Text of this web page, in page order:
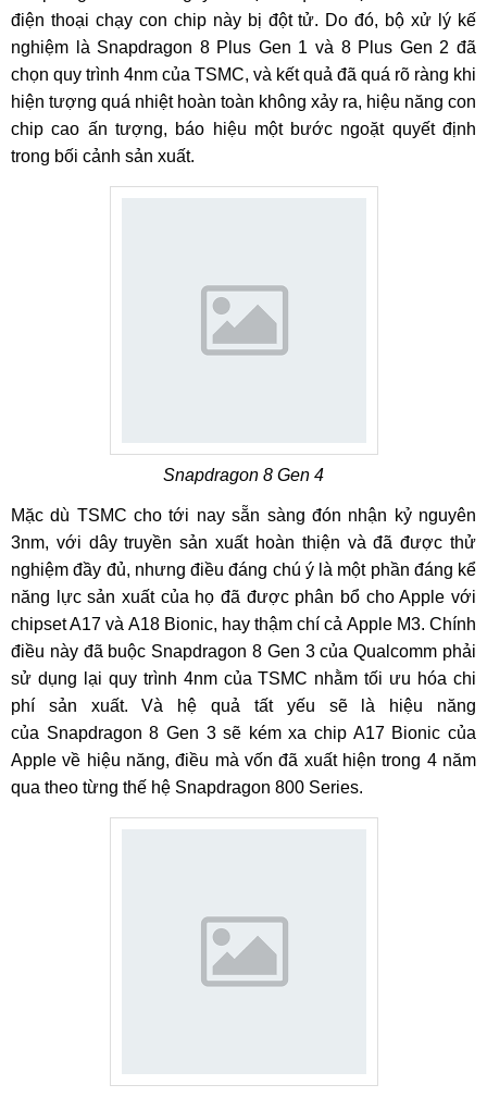
điện thoại chạy con chip này bị đột tử. Do đó, bộ xử lý kế
nghiệm là Snapdragon 8 Plus Gen 1 và 8 Plus Gen 2 đã
chọn quy trình 4nm của TSMC, và kết quả đã quá rõ ràng khi
hiện tượng quá nhiệt hoàn toàn không xảy ra, hiệu năng con
chip cao ấn tượng, báo hiệu một bước ngoặt quyết định
trong bối cảnh sản xuất.
Snapdragon 8 Gen 4
Mặc dù TSMC cho tới nay sẵn sàng đón nhận kỷ nguyên
3nm, với dây truyền sản xuất hoàn thiện và đã được thử
nghiệm đầy đủ, nhưng điều đáng chú ý là một phần đáng kể
năng lực sản xuất của họ đã được phân bổ cho Apple với
chipset A17 và A18 Bionic, hay thậm chí cả Apple M3. Chính
điều này đã buộc Snapdragon 8 Gen 3 của Qualcomm phải
sử dụng lại quy trình 4nm của TSMC nhằm tối ưu hóa chi
phí sản xuất. Và hệ quả tất yếu sẽ là hiệu năng
của Snapdragon 8 Gen 3 sẽ kém xa chip A17 Bionic của
Apple về hiệu năng, điều mà vốn đã xuất hiện trong 4 năm
qua theo từng thế hệ Snapdragon 800 Series.